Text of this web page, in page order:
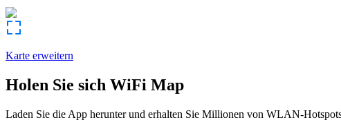
Karte erweitern
Holen Sie sich WiFi Map
Laden Sie die App herunter und erhalten Sie Millionen von WLAN-